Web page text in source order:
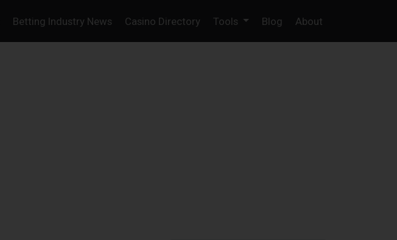
Betting Industry News Casino Directory Tools Blog About